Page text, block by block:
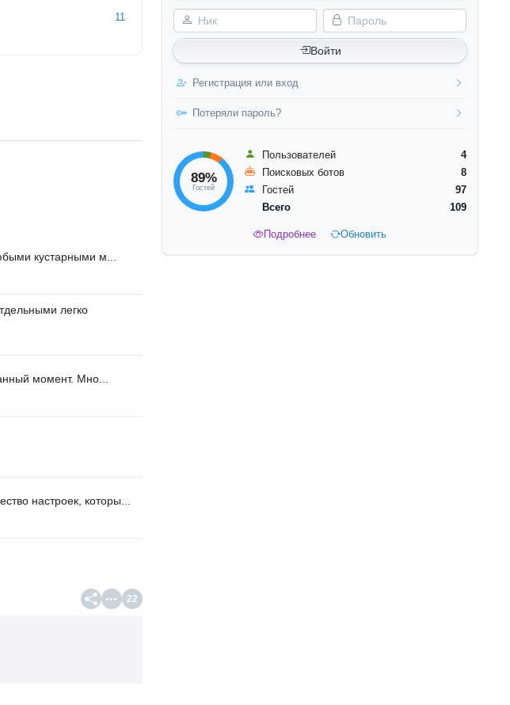
11
кустарными м...
легко
момент. Мно...
настроек, которы...
22
Ник Пароль
Войти
Регистрация или вход
Потеряли пароль?
89%
Гостей
Пользователей
4
Поисковых ботов
8
Гостей
97
Всего
109
Подробнее Обновить